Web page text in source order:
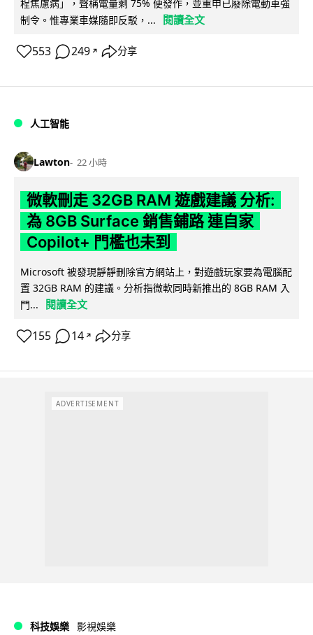
程焦慮病」，聲稱電量剩 75% 便發作，並重申已廢除電動車強
制令。惟專業車媒隨即反駁，...
閱讀全文
553 249 ↗ 分享
人工智能
Lawton 22 小時
微軟刪走 32GB RAM 遊戲建議 分析:
為 8GB Surface 銷售鋪路 連自家
Copilot+ 門檻也未到
Microsoft 被發現靜靜刪除官方網站上，對遊戲玩家要為電腦配
置 32GB RAM 的建議。分析指微軟同時新推出的 8GB RAM 入
門...
閱讀全文
155 14 ↗ 分享
ADVERTISEMENT
科技娛樂 影視娛樂